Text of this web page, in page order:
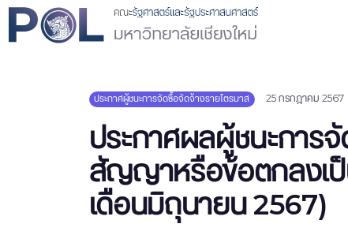
ประกาศผู้ชนะการจัดซื้อจัดจ้างรายไตรมาส 25 กรกฎาคม 2567
ประกาศผลผู้ชนะการ
สัญญาหรือข้อตกลงเป็
เดือนมิถุนายน 2567)